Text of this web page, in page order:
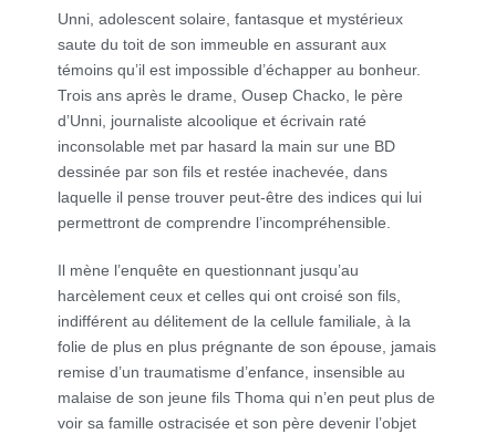
Unni, adolescent solaire, fantasque et mystérieux
saute du toit de son immeuble en assurant aux
témoins qu’il est impossible d’échapper au bonheur.
Trois ans après le drame, Ousep Chacko, le père
d’Unni, journaliste alcoolique et écrivain raté
inconsolable met par hasard la main sur une BD
dessinée par son fils et restée inachevée, dans
laquelle il pense trouver peut-être des indices qui lui
permettront de comprendre l’incompréhensible.
Il mène l’enquête en questionnant jusqu’au
harcèlement ceux et celles qui ont croisé son fils,
indifférent au délitement de la cellule familiale, à la
folie de plus en plus prégnante de son épouse, jamais
remise d’un traumatisme d’enfance, insensible au
malaise de son jeune fils Thoma qui n’en peut plus de
voir sa famille ostracisée et son père devenir l’objet